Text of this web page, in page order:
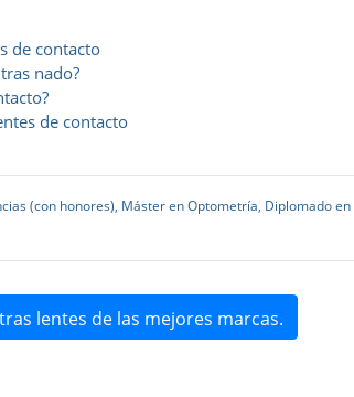
de contacto
nado?
de contacto
(con honores), Máster en Optometría, Diplomado
lentes de las mejores marcas.